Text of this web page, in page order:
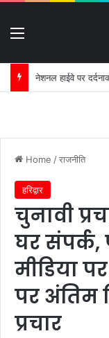
नेशनल हाईवे पर दर्दनाक
Home /राजनीति
हरिद्वार
चुनावी
घर
मीडिया
पर
प्रचार